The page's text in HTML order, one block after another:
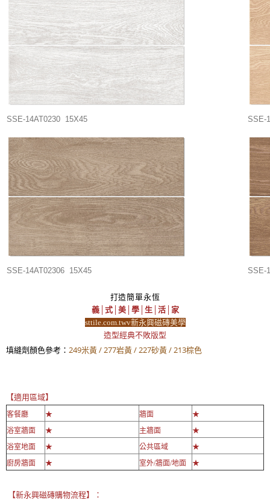
SSE-14AT0230 15X45 SSE-
SSE-14AT02306 15X45 SSE-
打造簡單永恆
義│式│美│學│生│活│家
sttile.com.twv新永興磁磚美學
造型經典不敗版型
填縫劑顏色參考： 249米黃 / 277岩黃 / 227砂黃 / 213棕色
【適用區域】
客餐廳 ★ 牆面
★
浴室牆面
★ 主牆面
★
浴室地面
★ 公共區域
★
廚房牆面
★ 室外/牆面/地面 ★
【新永興磁磚購物流程】：